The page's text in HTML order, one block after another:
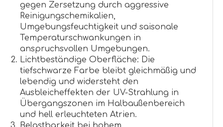
gegen Zersetzung durch aggressive
Reinigungschemikalien,
Umgebungsfeuchtigkeit und saisonale
Temperaturschwankungen in
anspruchsvollen Umgebungen.
Lichtbeständige Oberfläche: Die
tiefschwarze Farbe bleibt gleichmäßig und
lebendig und widersteht den
Ausbleicheffekten der UV-Strahlung in
Übergangszonen im Halbaußenbereich
und hell erleuchteten Atrien.